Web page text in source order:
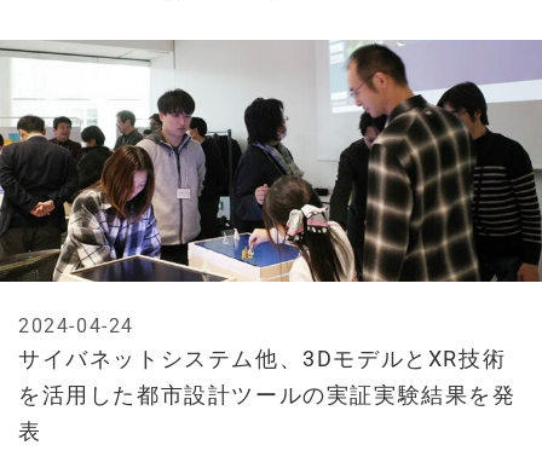
サイバネットシステム他、3DモデルとXR技術
を活用した都市設計ツールの実証実験結果を発
表
2024-04-24